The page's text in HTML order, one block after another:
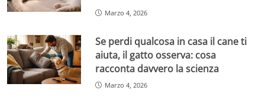
Marzo 4, 2026
Se perdi qualcosa in casa il cane ti
aiuta, il gatto osserva: cosa
racconta davvero la scienza
Marzo 4, 2026